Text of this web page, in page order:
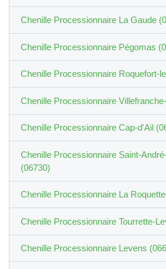
Chenille Processionnaire La Gaude
Chenille Processionnaire Pégomas
Chenille Processionnaire Roquefort-
Chenille Processionnaire
Chenille Processionnaire Cap-d'Ail
Chenille Processionnaire Saint-
(06730)
Chenille Processionnaire La
Chenille Processionnaire Tourrette-
Chenille Processionnaire Levens